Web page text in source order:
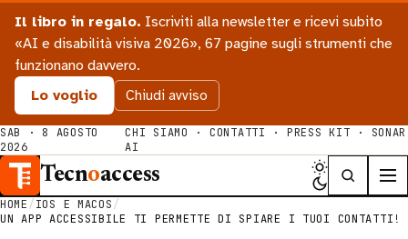
Il libro in regalo. Iscriviti alla newsletter e ricevi subito
«AI e disabilità visiva 2026», 67 pagine sugli strumenti che
funzionano davvero.
Lo voglio
Chiudi avviso
SAB · 8 AGOSTO
2026
CHI SIAMO · CONTATTI · PRESS KIT · SONAR
AI
Tecnoaccess
HOME/IOS E MACOS/
UN APP ACCESSIBILE TI PERMETTE DI SPIARE I TUOI CONTATTI!